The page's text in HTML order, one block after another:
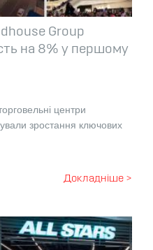
Group
на 8% у першому
центри
зростання ключових
Докладніше >